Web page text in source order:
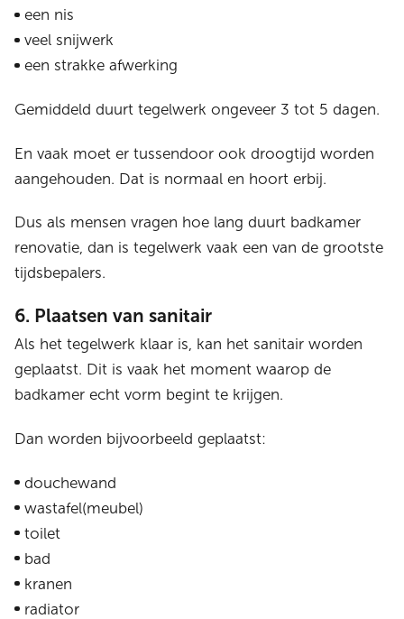
een nis
veel snijwerk
een strakke afwerking
Gemiddeld duurt tegelwerk ongeveer 3 tot 5 dagen.
En vaak moet er tussendoor ook droogtijd worden
aangehouden. Dat is normaal en hoort erbij.
Dus als mensen vragen hoe lang duurt badkamer
renovatie, dan is tegelwerk vaak een van de grootste
tijdsbepalers.
6. Plaatsen van sanitair
Als het tegelwerk klaar is, kan het sanitair worden
geplaatst. Dit is vaak het moment waarop de
badkamer echt vorm begint te krijgen.
Dan worden bijvoorbeeld geplaatst:
douchewand
wastafel(meubel)
toilet
bad
kranen
radiator